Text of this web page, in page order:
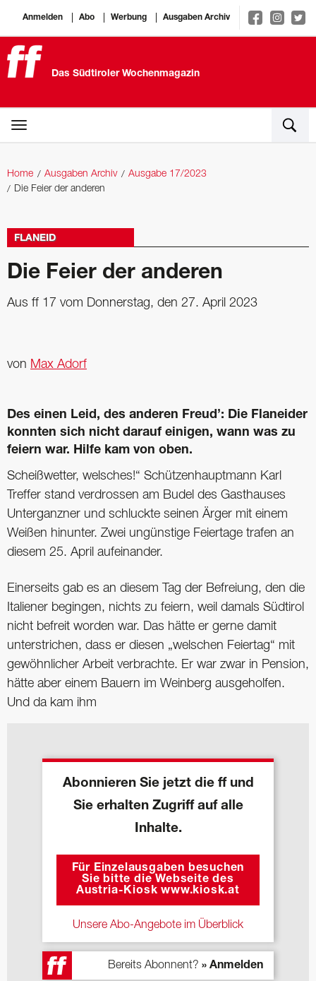
Anmelden Abo Werbung Ausgaben Archiv
Das Südtiroler Wochenmagazin
Home Ausgaben Archiv
Ausgabe 17/2023
Die Feier der anderen
FLANEID
Die Feier der anderen
Aus ff 17 vom Donnerstag, den 27. April 2023
von Max Adorf
Des einen Leid, des anderen Freud’: Die Flaneider
konnten sich nicht darauf einigen, wann was zu
feiern war. Hilfe kam von oben.
Scheißwetter, welsches!“ Schützenhauptmann Karl
Treffer stand verdrossen am Budel des Gasthauses
Unterganzner und schluckte seinen Ärger mit einem
Weißen hinunter. Zwei ungünstige Feiertage trafen an
diesem 25. April aufeinander.
Einerseits gab es an diesem Tag der Befreiung, den die
Italiener begingen, nichts zu feiern, weil damals Südtirol
nicht befreit worden war. Das hätte er gerne damit
unterstrichen, dass er diesen „welschen Feiertag“ mit
gewöhnlicher Arbeit verbrachte. Er war zwar in Pension,
hätte aber einem Bauern im Weinberg ausgeholfen.
Und da kam ihm
Abonnieren Sie jetzt die ff und
Sie erhalten Zugriff auf alle
Inhalte.
Für Einzelausgaben besuchen
Sie bitte die Webseite des
Austria-Kiosk www.kiosk.at
Unsere Abo-Angebote im Überblick
Bereits Abonnent? » Anmelden